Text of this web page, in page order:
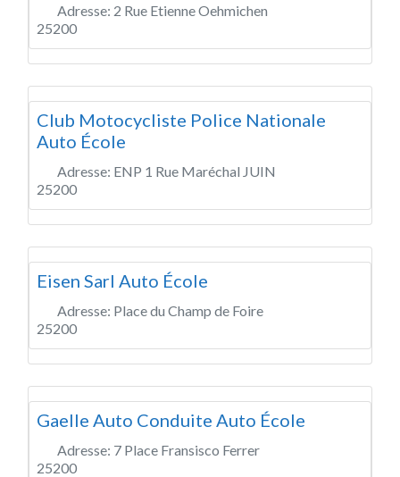
Adresse: 2 Rue Etienne Oehmichen
25200
Club Motocycliste Police Nationale
Auto École
Adresse: ENP 1 Rue Maréchal JUIN
25200
Eisen Sarl Auto École
Adresse: Place du Champ de Foire
25200
Gaelle Auto Conduite Auto École
Adresse: 7 Place Fransisco Ferrer
25200